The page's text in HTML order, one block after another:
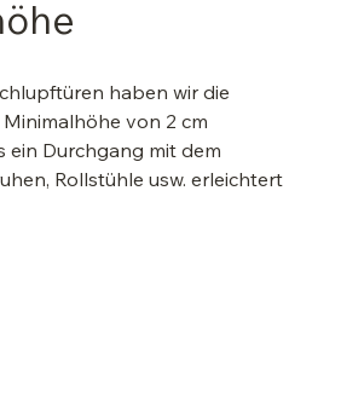
haben wir die
von 2 cm
ein Durchgang mit dem
Rollstühle usw. erleichtert